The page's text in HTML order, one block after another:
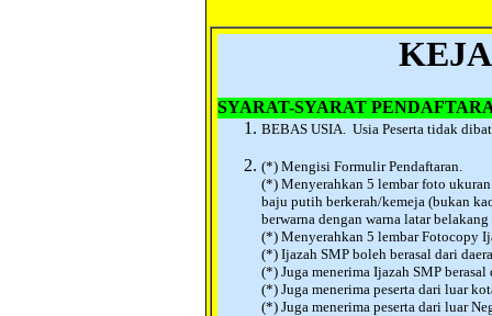
SYARAT-SYARAT
BEBAS USIA. Usia Peserta tidak
(*) Mengisi Formulir Pendaftaran.
(*) Menyerahkan 5 lembar foto
baju putih berkerah/kemeja (bukan
berwarna dengan warna latar belakang
(*) Menyerahkan 5 lembar Fotocopy
(*) Ijazah SMP boleh berasal dari
(*) Juga menerima Ijazah SMP
(*) Juga menerima peserta dari luar
(*) Juga menerima peserta dari luar